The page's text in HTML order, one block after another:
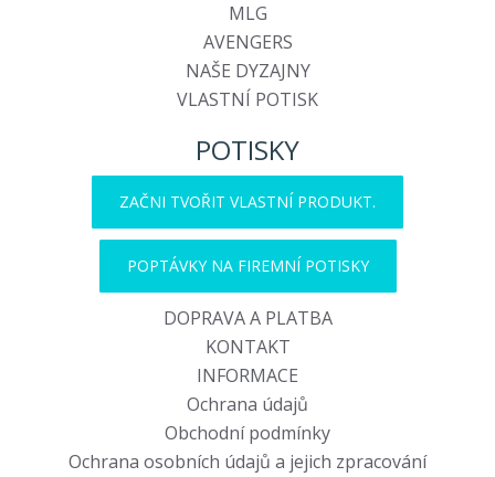
MLG
AVENGERS
NAŠE DYZAJNY
VLASTNÍ POTISK
POTISKY
ZAČNI TVOŘIT VLASTNÍ PRODUKT.
POPTÁVKY NA FIREMNÍ POTISKY
DOPRAVA A PLATBA
KONTAKT
INFORMACE
Ochrana údajů
Obchodní podmínky
Ochrana osobních údajů a jejich zpracování